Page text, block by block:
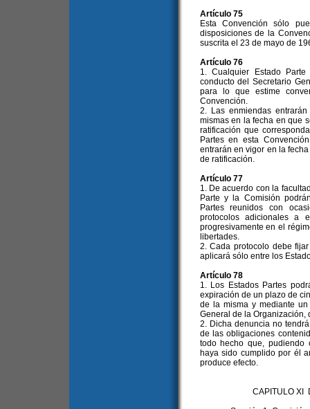
Artículo 75
Esta Convención sólo
disposiciones de la
suscrita el 23 de mayo de
Artículo 76
1. Cualquier Estado
conducto del Secretario
para lo que estime
Convención.
2. Las enmiendas
mismas en la fecha en que
ratificación que
Partes en esta
entrarán en vigor en la
de ratificación.
Artículo 77
1. De acuerdo con la
Parte y la Comisión
Partes reunidos con
protocolos adicionales a
progresivamente en el
libertades.
2. Cada protocolo debe
aplicará sólo entre los
Artículo 78
1. Los Estados Partes
expiración de un plazo de
de la misma y mediante
General de la Organización,
2. Dicha denuncia no
de las obligaciones
todo hecho que, pudiendo
haya sido cumplido por él
produce efecto.
CAPITULO XI